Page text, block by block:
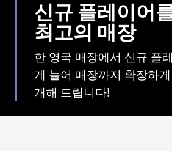
신규 플레이어
최고의 매장
한 영국 매장에서 신규 플
게 늘어 매장까지 확장하
개해 드립니다!